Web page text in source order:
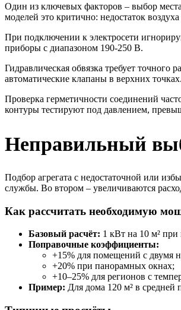
Один из ключевых факторов – выбор
моделей это критично: недостаток
При подключении к электросети
приборы с диапазоном 190-250 В.
Гидравлическая обвязка требует
автоматические клапаны в верхних точках.
Проверка герметичности соединений
контуры тестируют под давлением,
Неправильный
Подбор агрегата с недостаточной или
службы. Во втором – увеличиваются
Как рассчитать необходимую
Базовый расчёт: 1 кВт на 10 м² при
Поправочные коэффициенты:
+15% для помещений с двумя
+20% при панорамных окнах;
+10–25% для регионов с
Пример: Для дома 120 м² в средней